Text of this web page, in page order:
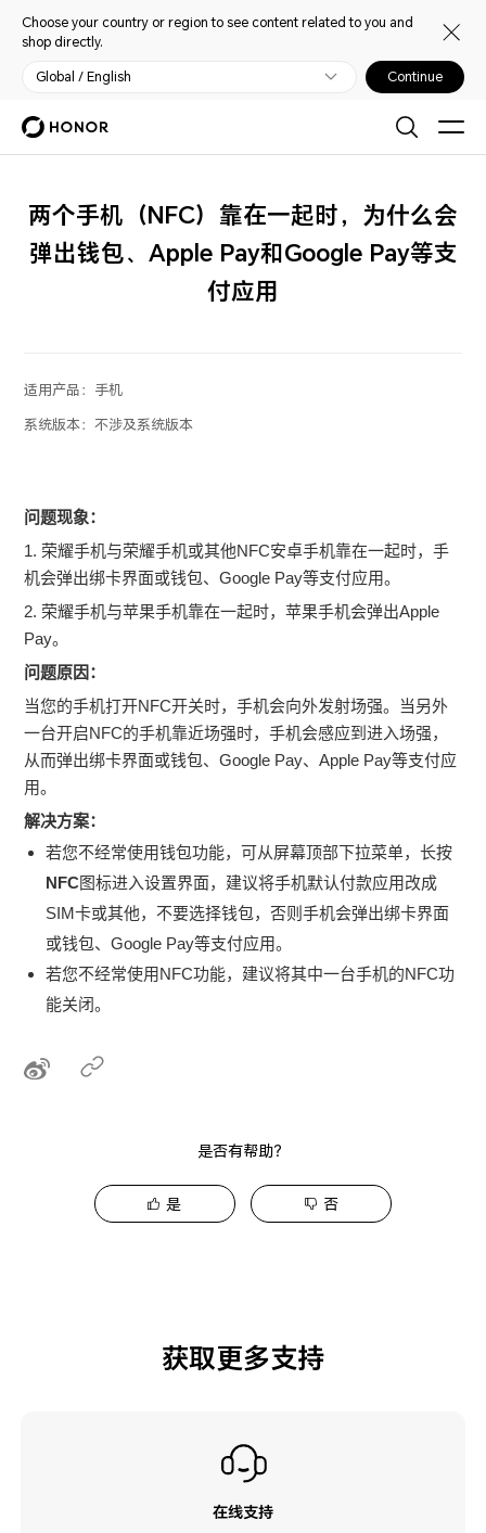
Choose your country or region to see content related to you and
shop directly.
Global / English Continue
两个手机（NFC）靠在一起时，为什么会
弹出钱包、Apple Pay和Google Pay等支
付应用
适用产品： 手机
系统版本：不涉及系统版本
问题现象：
1. 荣耀手机与荣耀手机或其他NFC安卓手机靠在一起时，手
机会弹出绑卡界面或钱包、Google Pay等支付应用。
2. 荣耀手机与苹果手机靠在一起时，苹果手机会弹出Apple
Pay。
问题原因：
当您的手机打开NFC开关时，手机会向外发射场强。当另外
一台开启NFC的手机靠近场强时，手机会感应到进入场强，
从而弹出绑卡界面或钱包、Google Pay、Apple Pay等支付应
用。
解决方案：
若您不经常使用钱包功能，可从屏幕顶部下拉菜单，长按
NFC图标进入设置界面，建议将手机默认付款应用改成
SIM卡或其他，不要选择钱包，否则手机会弹出绑卡界面
或钱包、Google Pay等支付应用。
若您不经常使用NFC功能，建议将其中一台手机的NFC功
能关闭。
是否有帮助？
是 否
获取更多支持
在线支持